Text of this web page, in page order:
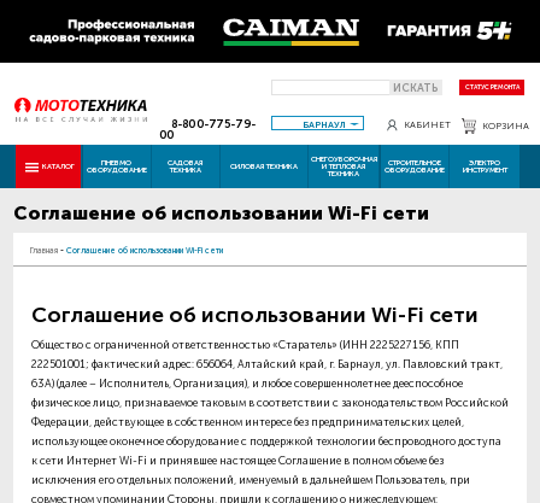
ИСКАТЬ СТАТУС РЕМОНТА
8-800-775-79-
00
БАРНАУЛ КАБИНЕТ КОРЗИНА
КАТАЛОГ ПНЕВМО
ОБОРУДОВАНИЕ
САДОВАЯ
ТЕХНИКА СИЛОВАЯ ТЕХНИКА
СНЕГОУБОРОЧНАЯ
И ТЕПЛОВАЯ
ТЕХНИКА
СТРОИТЕЛЬНОЕ
ОБОРУДОВАНИЕ
ЭЛЕКТРО
ИНСТРУМЕНТ
Соглашение об использовании Wi-Fi сети
Главная - Соглашение об использовании Wi-Fi сети
Соглашение об использовании Wi-Fi сети
Общество с ограниченной ответственностью «Старатель» (ИНН 2225227156, КПП
222501001; фактический адрес: 656064, Алтайский край, г. Барнаул, ул. Павловский тракт,
63А) (далее – Исполнитель, Организация), и любое совершеннолетнее дееспособное
физическое лицо, признаваемое таковым в соответствии с законодательством Российской
Федерации, действующее в собственном интересе без предпринимательских целей,
использующее оконечное оборудование с поддержкой технологии беспроводного доступа
к сети Интернет Wi-Fi и принявшее настоящее Соглашение в полном объеме без
исключения его отдельных положений, именуемый в дальнейшем Пользователь, при
совместном упоминании Стороны , пришли к соглашению о нижеследующем: